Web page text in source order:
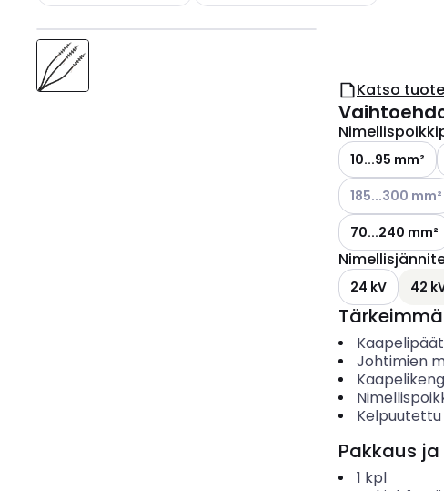
Katso
10...95 mm²
Katso
185...300 mm²
70...240 mm²
24 kV 42
Johtimien
Pakkaus
1 kpl